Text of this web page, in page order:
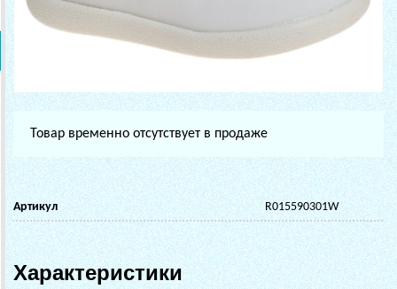
Товар временно отсутствует в продаже
Артикул R015590301W
Характеристики